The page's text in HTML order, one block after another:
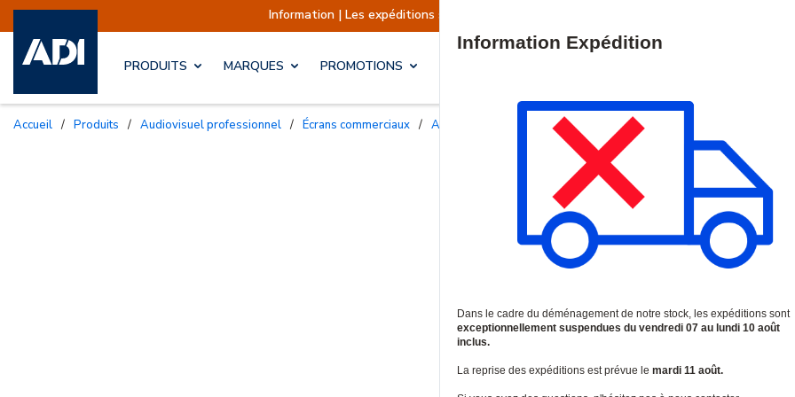
Information | Les expéditions sont actuellement suspendues Reprise prévue
PRODUITS MARQUES PROMOTIONS
Accueil / Produits / Audiovisuel professionnel / Écrans commerciaux / Accessoires et supports professionnels